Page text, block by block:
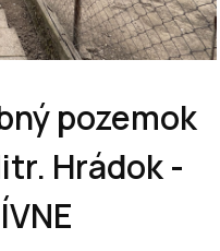
pozemok
Hrádok -